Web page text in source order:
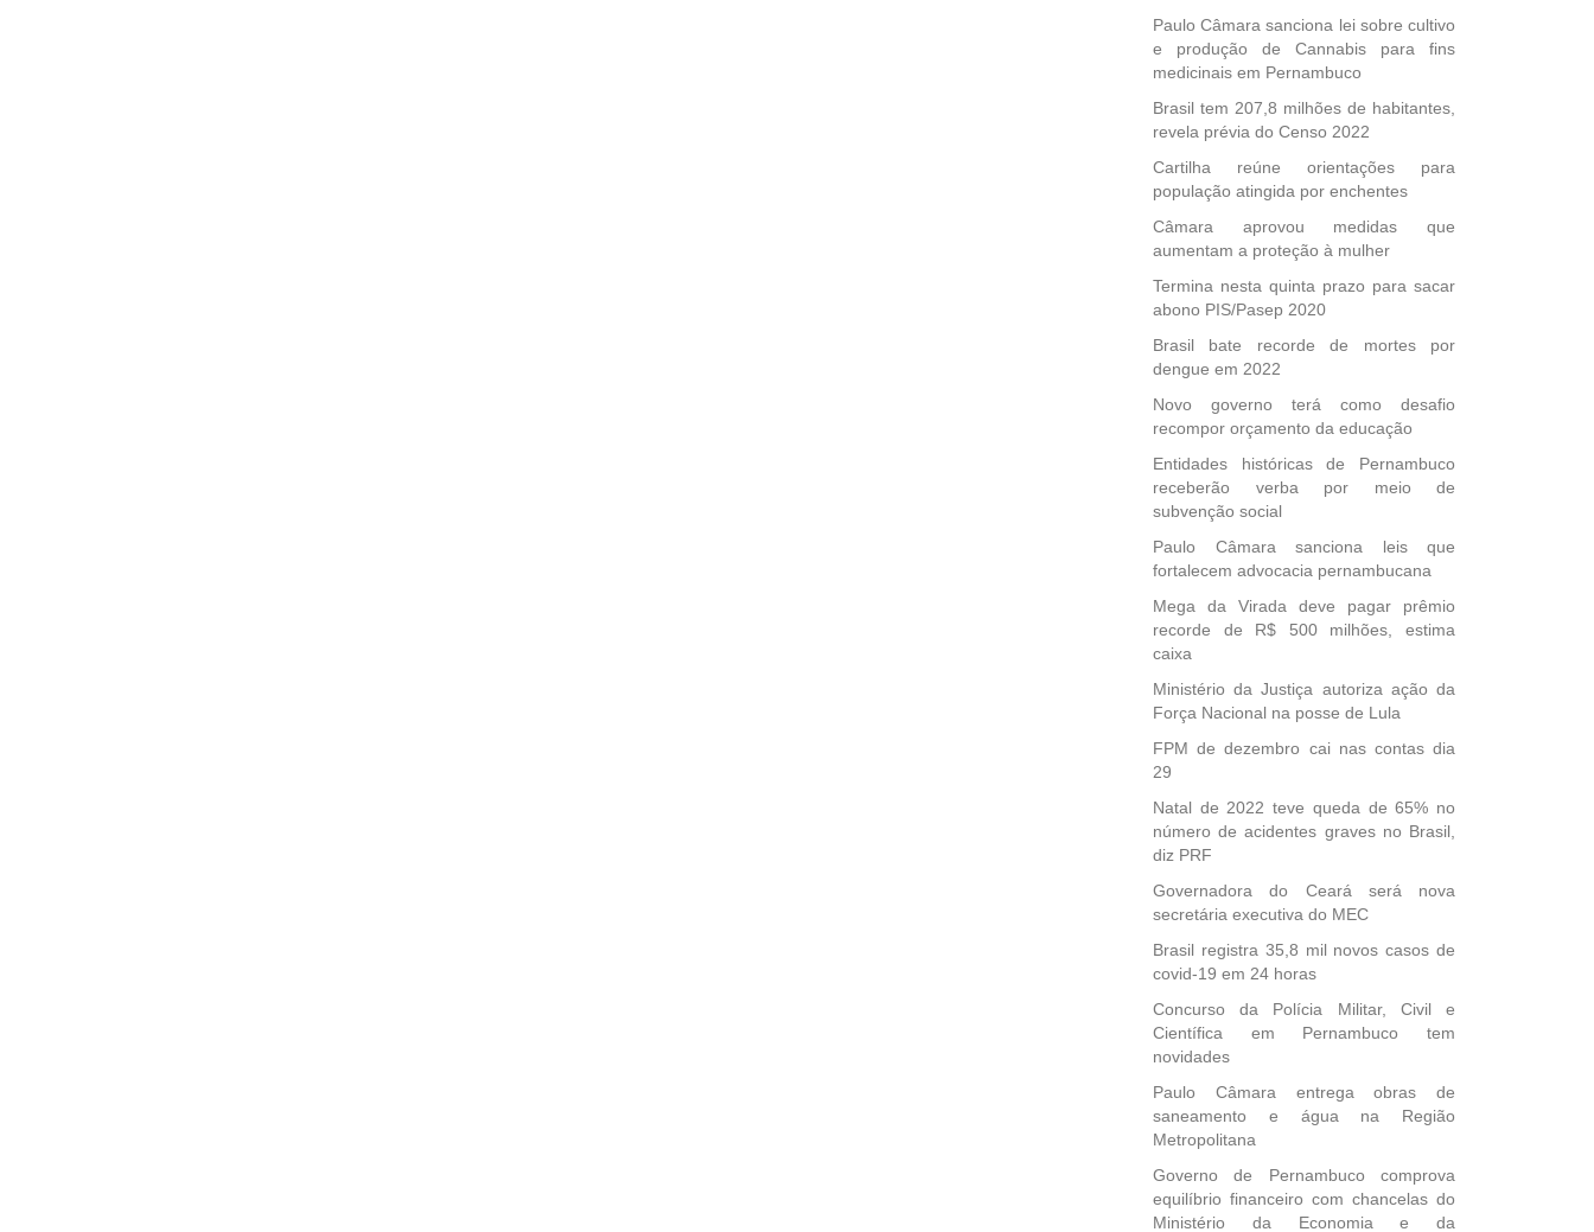
Paulo Câmara sanciona lei sobre cultivo
e produção de Cannabis para fins
medicinais em Pernambuco
Brasil tem 207,8 milhões de habitantes,
revela prévia do Censo 2022
Cartilha reúne orientações para
população atingida por enchentes
Câmara aprovou medidas que
aumentam a proteção à mulher
Termina nesta quinta prazo para sacar
abono PIS/Pasep 2020
Brasil bate recorde de mortes por
dengue em 2022
Novo governo terá como desafio
recompor orçamento da educação
Entidades históricas de Pernambuco
receberão verba por meio de
subvenção social
Paulo Câmara sanciona leis que
fortalecem advocacia pernambucana
Mega da Virada deve pagar prêmio
recorde de R$ 500 milhões, estima
caixa
Ministério da Justiça autoriza ação da
Força Nacional na posse de Lula
FPM de dezembro cai nas contas dia
29
Natal de 2022 teve queda de 65% no
número de acidentes graves no Brasil,
diz PRF
Governadora do Ceará será nova
secretária executiva do MEC
Brasil registra 35,8 mil novos casos de
covid-19 em 24 horas
Concurso da Polícia Militar, Civil e
Científica em Pernambuco tem
novidades
Paulo Câmara entrega obras de
saneamento e água na Região
Metropolitana
Governo de Pernambuco comprova
equilíbrio financeiro com chancelas do
Ministério da Economia e da